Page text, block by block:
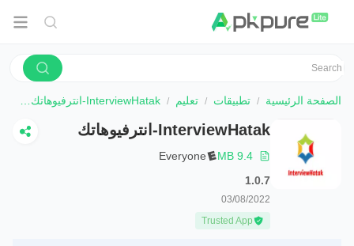
الصفحة الرئيسية تطبيقات تعليم InterviewHatak-انترفيوهاتك
InterviewHatak-انترفيوهاتك
9.4 MB
Everyone
1.0.7
03/08/2022
Trusted App